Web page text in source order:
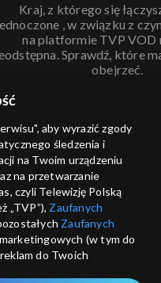
Kraj, z którego się
, w związku z
na platformie TVP VOD
Sprawdź, które
obejrzeć.
ANULUJ
aby wyrazić zgody
śledzenia i
na Twoim urządzeniu
na przetwarzanie
czyli Telewizję Polską
„TVP”), Zaufanych
Zaufanych
(w tym do
do Twoich